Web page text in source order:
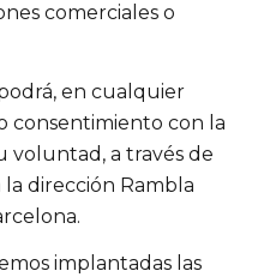
comerciales o
en cualquier
consentimiento con la
voluntad, a través de
dirección Rambla
implantadas las